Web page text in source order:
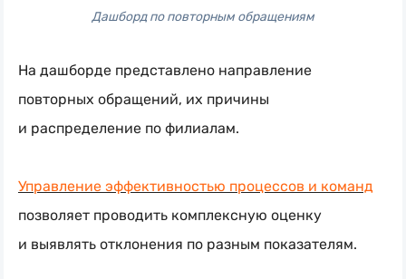
Дашборд по повторным обращениям
На дашборде представлено направление
повторных обращений, их причины
и распределение по филиалам.
Управление эффективностью процессов и команд
позволяет проводить комплексную оценку
и выявлять отклонения по разным показателям.